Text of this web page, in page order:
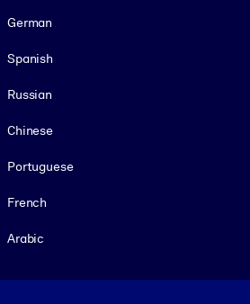
German
Spanish
Russian
Chinese
Portuguese
French
Arabic